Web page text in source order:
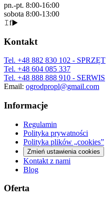
pn.-pt. 8:00-16:00
sobota 8:00-13:00
𝙸f▶
Kontakt
Tel. +48 882 830 102 - SPRZĘT
Tel. +48 604 085 337
Tel. +48 888 888 910 - SERWIS
Email: ogrodpropl@gmail.com
Informacje
Regulamin
Polityka prywatności
Polityka plików „cookies”
Zmień ustawienia cookies
Kontakt z nami
Blog
Oferta